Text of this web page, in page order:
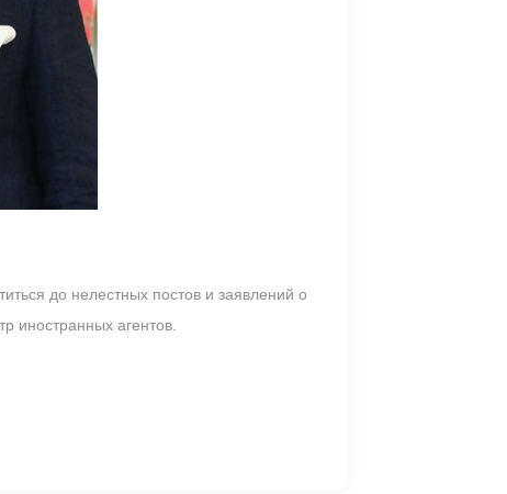
до нелестных постов и заявлений о
иностранных агентов.